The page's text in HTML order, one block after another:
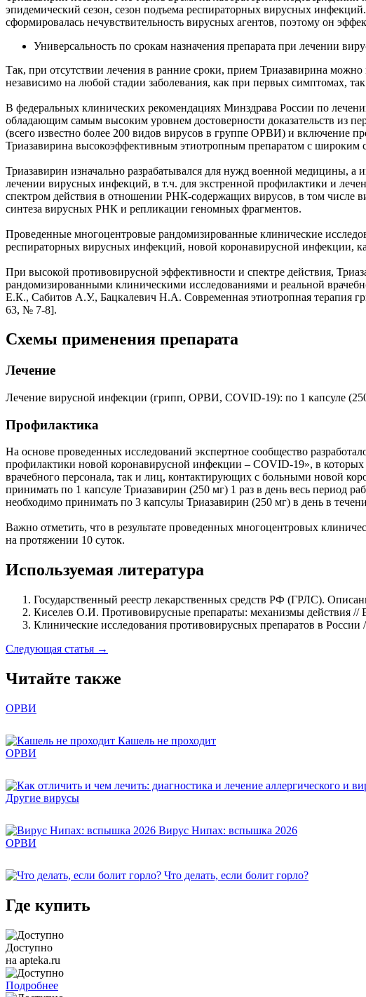
эпидемический сезон, сезон подъема респираторных вирусных
сформировалась нечувствительность вирусных агентов, поэтому он
Универсальность по срокам назначения препарата при лечении
Так, при отсутствии лечения в ранние сроки, прием Триазавирина
независимо на любой стадии заболевания, как при первых симптомах, так
В федеральных клинических рекомендациях Минздрава России по
обладающим самым высоким уровнем достоверности доказательств из
(всего известно более 200 видов вирусов в группе ОРВИ) и включение
Триазавирина высокоэффективным этиотропным препаратом с широким
Триазавирин изначально разрабатывался для нужд военной медицины,
лечении вирусных инфекций, в т.ч. для экстренной профилактики и
спектром действия в отношении РНК-содержащих вирусов, в том
синтеза вирусных РНК и репликации геномных фрагментов.
Проведенные многоцентровые рандомизированные клинические
респираторных вирусных инфекций, новой коронавирусной инфекции,
При высокой противовирусной эффективности и спектре действия,
рандомизированными клиническими исследованиями и реальной
Е.К., Сабитов А.У., Бацкалевич Н.А. Современная этиотропная терапия
63, № 7-8].
Схемы применения препарата
Лечение
Лечение вирусной инфекции (грипп, ОРВИ, COVID-19): по 1 капсуле
Профилактика
На основе проведенных исследований экспертное сообщество
профилактики новой коронавирусной инфекции – COVID-19», в которых
врачебного персонала, так и лиц, контактирующих с больными новой
принимать по 1 капсуле Триазавирин (250 мг) 1 раз в день весь период
необходимо принимать по 3 капсулы Триазавирин (250 мг) в день в
Важно отметить, что в результате проведенных многоцентровых
на протяжении 10 суток.
Используемая литература
Государственный реестр лекарственных средств РФ (ГРЛС).
Киселев О.И. Противовирусные препараты: механизмы действия
Клинические исследования противовирусных препаратов в
Следующая статья →
Читайте также
ОРВИ
Кашель не проходит
ОРВИ
Другие вирусы
Вирус Нипах: вспышка 2026
ОРВИ
Что делать, если болит горло?
Где купить
Доступно
на apteka.ru
Подробнее